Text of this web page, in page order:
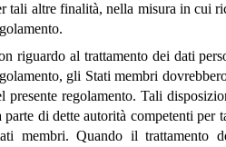
tali altre finalità, nella misura in cui
riguardo al trattamento dei dati
gli Stati membri
presente regolamento. Tali
parte di dette autorità competenti
membri. Quando il trattamento